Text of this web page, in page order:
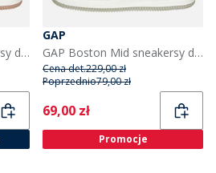
GAP Boston Mid sneakersy dla dziewczynki kolor biały srebrny różowy
GAP
GAP Boston Mid sneakersy dla dziewczynek kolor biały/różowy
Cena det.229,00 zł
Poprzednio79,00 zł
Current
69,00 zł
Promocje